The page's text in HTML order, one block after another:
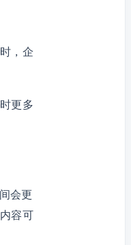
，企
更多
会更
容可